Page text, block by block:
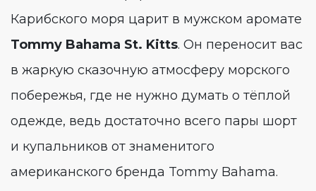
Карибского моря царит в мужском аромате
Tommy Bahama St. Kitts. Он переносит вас
в жаркую сказочную атмосферу морского
побережья, где не нужно думать о тёплой
одежде, ведь достаточно всего пары шорт
и купальников от знаменитого
американского бренда Tommy Bahama.